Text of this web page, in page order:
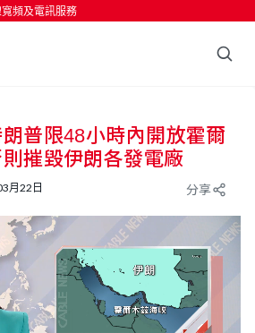
頻及電訊服務
按輸入鍵開始搜尋
普限48小時內開放霍爾
摧毀伊朗各發電廠
月22日 分享